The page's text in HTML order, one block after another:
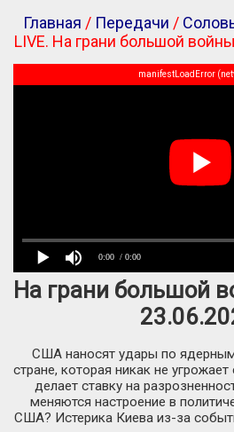
Главная / Передачи /
LIVE. На грани большой
0:00 / 0:00
manifestLoadError
На грани большой
США наносят удары по
стране, которая никак не
делает ставку на
меняются настроение в
США? Истерика Киева из-за